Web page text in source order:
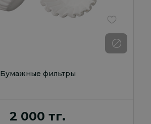
Бумажные фильтры
2 000 тг.
В